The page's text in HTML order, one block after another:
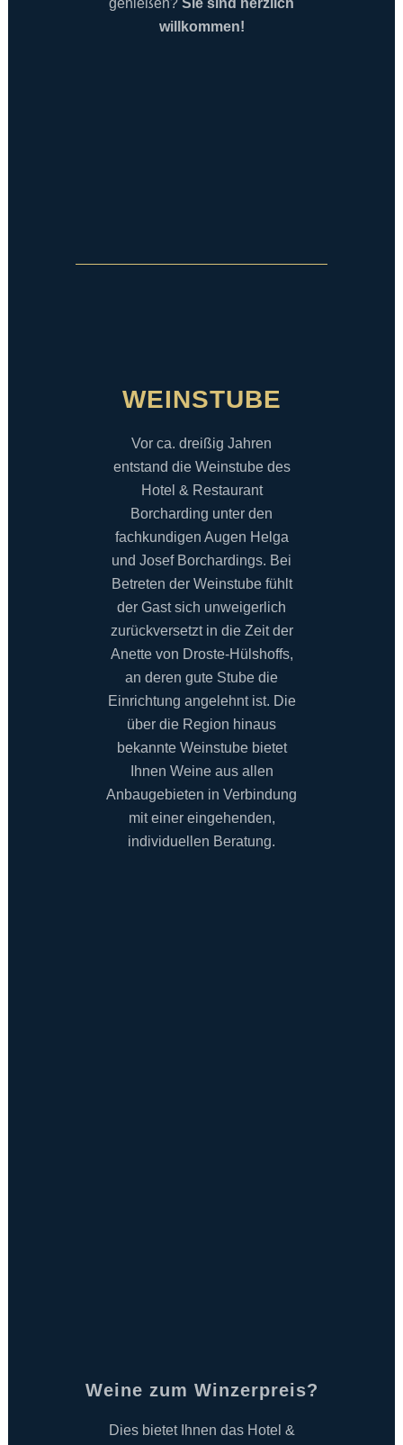
genießen? Sie sind herzlich
willkommen!
WEINSTUBE
Vor ca. dreißig Jahren
entstand die Weinstube des
Hotel & Restaurant
Borcharding unter den
fachkundigen Augen Helga
und Josef Borchardings. Bei
Betreten der Weinstube fühlt
der Gast sich unweigerlich
zurückversetzt in die Zeit der
Anette von Droste-Hülshoffs,
an deren gute Stube die
Einrichtung angelehnt ist. Die
über die Region hinaus
bekannte Weinstube bietet
Ihnen Weine aus allen
Anbaugebieten in Verbindung
mit einer eingehenden,
individuellen Beratung.
Weine zum Winzerpreis?
Dies bietet Ihnen das Hotel &